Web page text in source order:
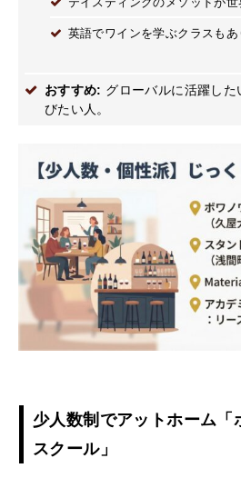
英語でワインを学ぶクラスもあ
おすすめ: グローバルに活躍し
びたい人。
少人数制でアットホーム「
スクール」